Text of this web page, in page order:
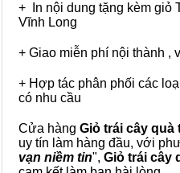
+ In nội dung tặng kèm giỏ
Vĩnh Long
+ Giao miễn phí nội thành ,
+ Hợp tác phân phối các
có nhu cầu
Cửa hàng Giỏ trái cây quà
uy tín làm hàng đầu, với
vạn niềm tin", Giỏ trái cây